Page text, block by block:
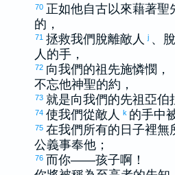
70 正如他自古以來藉著聖
的，
71 拯救我們脫離敵人 j 、
人的手，
72 向我們的祖先施憐憫，
不忘他神聖的約，
73 就是向我們的先祖亞伯
74 使我們從敵人 k 的手中
75 在我們所有的日子裡無
公義事奉他；
76 而你——孩子啊！